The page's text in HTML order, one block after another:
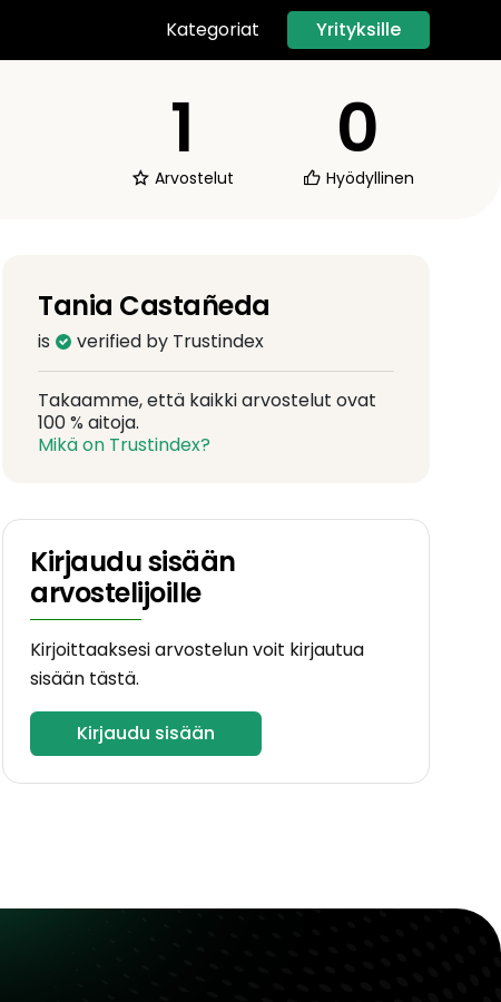
Kategoriat Yrityksille
1
Arvostelut
0
Hyödyllinen
Tania Castañeda
is verified by Trustindex
Takaamme, että kaikki arvostelut ovat
100 % aitoja.
Mikä on Trustindex?
Kirjaudu sisään
arvostelijoille
Kirjoittaaksesi arvostelun voit kirjautua
sisään tästä.
Kirjaudu sisään